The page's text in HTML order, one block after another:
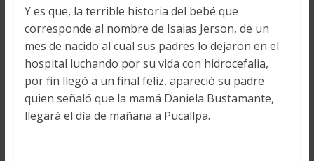
Y es que, la terrible historia del bebé que
corresponde al nombre de Isaias Jerson, de un
mes de nacido al cual sus padres lo dejaron en el
hospital luchando por su vida con hidrocefalia,
por fin llegó a un final feliz, apareció su padre
quien señaló que la mamá Daniela Bustamante,
llegará el día de mañana a Pucallpa.